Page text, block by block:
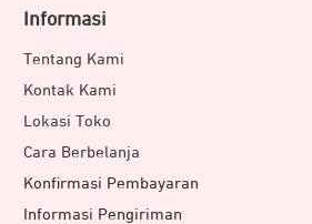
Informasi
Tentang Kami
Kontak Kami
Lokasi Toko
Cara Berbelanja
Konfirmasi Pembayaran
Informasi Pengiriman